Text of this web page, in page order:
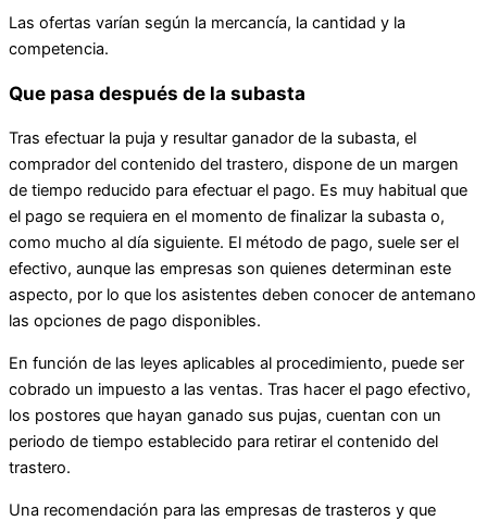
Las ofertas varían según la mercancía, la cantidad y la
competencia.
Que pasa después de la subasta
Tras efectuar la puja y resultar ganador de la subasta, el
comprador del contenido del trastero, dispone de un margen
de tiempo reducido para efectuar el pago. Es muy habitual que
el pago se requiera en el momento de finalizar la subasta o,
como mucho al día siguiente. El método de pago, suele ser el
efectivo, aunque las empresas son quienes determinan este
aspecto, por lo que los asistentes deben conocer de antemano
las opciones de pago disponibles.
En función de las leyes aplicables al procedimiento, puede ser
cobrado un impuesto a las ventas. Tras hacer el pago efectivo,
los postores que hayan ganado sus pujas, cuentan con un
periodo de tiempo establecido para retirar el contenido del
trastero.
Una recomendación para las empresas de trasteros y que